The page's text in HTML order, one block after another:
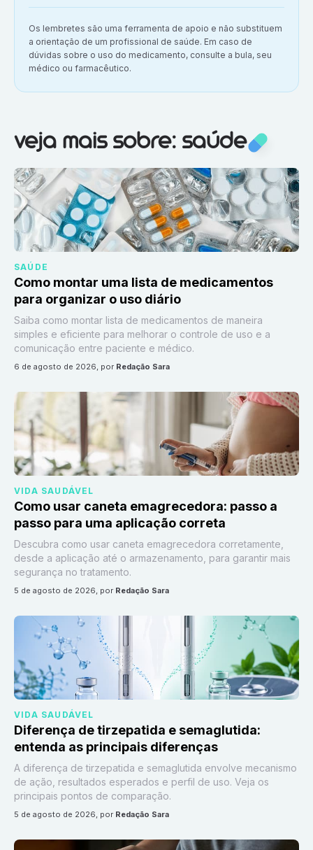
Aviso importante:
Os lembretes são uma ferramenta de apoio e não substituem
a orientação de um profissional de saúde. Em caso de
dúvidas sobre o uso do medicamento, consulte a bula, seu
médico ou farmacêutico.
Veja mais sobre:Saúde
veja mais sobre: saúde
SAÚDE
Como montar uma lista de medicamentos
para organizar o uso diário
Saiba como montar lista de medicamentos de maneira
simples e eficiente para melhorar o controle de uso e a
comunicação entre paciente e médico.
6 de agosto de 2026, por Redação Sara
VIDA SAUDÁVEL
Como usar caneta emagrecedora: passo a
passo para uma aplicação correta
Descubra como usar caneta emagrecedora corretamente,
desde a aplicação até o armazenamento, para garantir mais
segurança no tratamento.
5 de agosto de 2026, por Redação Sara
VIDA SAUDÁVEL
Diferença de tirzepatida e semaglutida:
entenda as principais diferenças
A diferença de tirzepatida e semaglutida envolve mecanismo
de ação, resultados esperados e perfil de uso. Veja os
principais pontos de comparação.
5 de agosto de 2026, por Redação Sara